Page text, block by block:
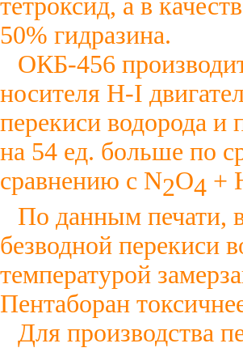
тетроксид, а в
50% гидразина.
ОКБ-456
носителя Н-I
перекиси водорода и
на 54 ед. больше по
сравнению с N2О4 +
По данным печати,
безводной перекиси
температурой
Пентаборан
Для производства